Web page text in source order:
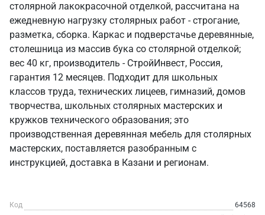
столярной лакокрасочной отделкой, рассчитана на
ежедневную нагрузку столярных работ - строгание,
разметка, сборка. Каркас и подверстачье деревянные,
столешница из массив бука со столярной отделкой;
вес 40 кг, производитель - СтройИнвест, Россия,
гарантия 12 месяцев. Подходит для школьных
классов труда, технических лицеев, гимназий, домов
творчества, школьных столярных мастерских и
кружков технического образования; это
производственная деревянная мебель для столярных
мастерских, поставляется разобранным с
инструкцией, доставка в Казани и регионам.
Код
64568